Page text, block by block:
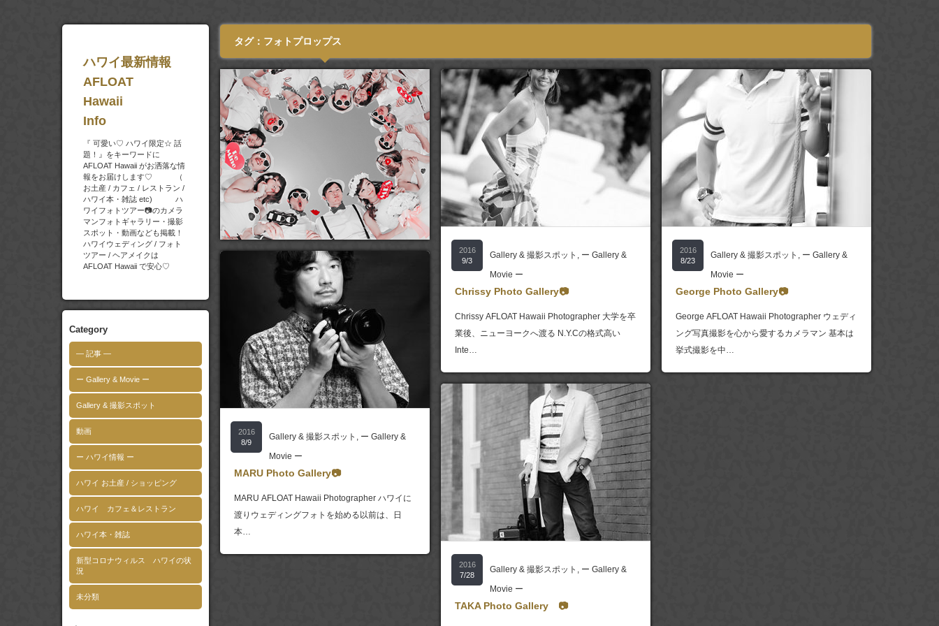
ハワイ最新情報
AFLOAT
Hawaii
Info
『 可愛い♡ ハワイ限定☆ 話
題！』をキーワードに
AFLOAT Hawaii がお洒落な情
報をお届けします♡ （
お土産 / カフェ / レストラン /
ハワイ本・雑誌 etc) ハ
ワイフォトツアー📷のカメラ
マンフォトギャラリー・撮影
スポット・動画なども掲載！
ハワイウェディング / フォト
ツアー / ヘアメイクは
AFLOAT Hawaii で安心♡
Category
― 記事 ―
ー Gallery & Movie ー
Gallery & 撮影スポット
動画
ー ハワイ情報 ー
ハワイ お土産 / ショッピング
ハワイ カフェ＆レストラン
ハワイ本・雑誌
新型コロナウィルス ハワイの状
況
未分類
タグ：フォトプロップス
2016
9/3
Gallery & 撮影スポット , ー Gallery &
Movie ー
Chrissy Photo Gallery📷
Chrissy AFLOAT Hawaii Photographer 大学を卒
業後、ニューヨークへ渡る N.Y.Cの格式高い
Inte…
2016
8/23
Gallery & 撮影スポット , ー Gallery &
Movie ー
George Photo Gallery📷
George AFLOAT Hawaii Photographer ウェディ
ング写真撮影を心から愛するカメラマン 基本は
挙式撮影を中…
2016
8/9
Gallery & 撮影スポット , ー Gallery &
Movie ー
MARU Photo Gallery📷
MARU AFLOAT Hawaii Photographer ハワイに
渡りウェディングフォトを始める以前は、日
本…
2016
7/28
Gallery & 撮影スポット , ー Gallery &
Movie ー
TAKA Photo Gallery 📷